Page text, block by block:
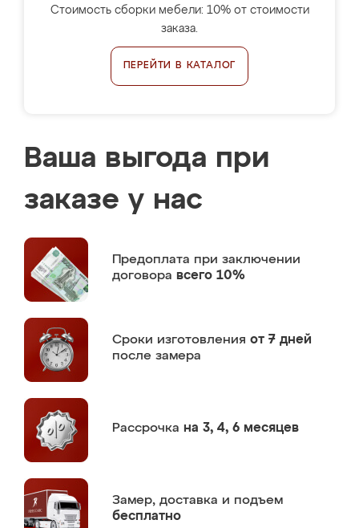
Стоимость сборки мебели: 10% от стоимости
заказа.
ПЕРЕЙТИ В КАТАЛОГ
Ваша выгода при
заказе у нас
Предоплата при заключении
договора всего 10%
Сроки изготовления от 7 дней
после замера
Рассрочка на 3, 4, 6 месяцев
Замер, доставка и подъем
бесплатно